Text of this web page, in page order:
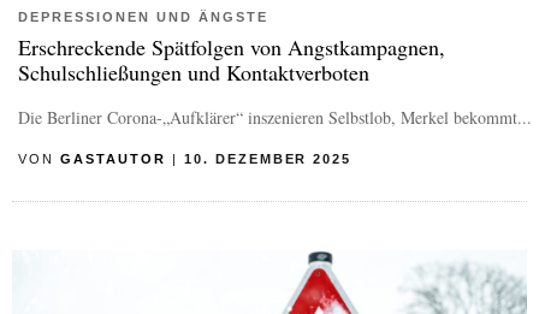
DEPRESSIONEN UND ÄNGSTE
Erschreckende Spätfolgen von Angstkampagnen,
Schulschließungen und Kontaktverboten
Die Berliner Corona-„Aufklärer“ inszenieren Selbstlob, Merkel bekommt...
VON GASTAUTOR | 10. DEZEMBER 2025